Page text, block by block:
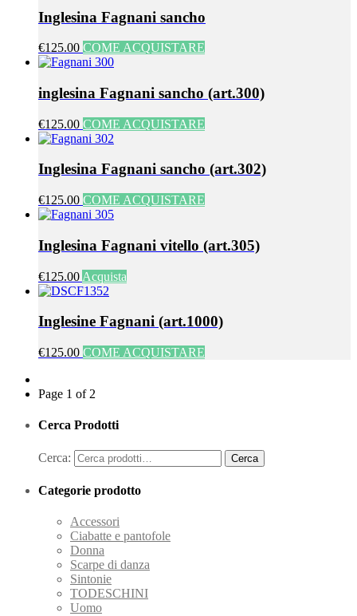
Inglesina Fagnani sancho
€125.00 COME ACQUISTARE
inglesina Fagnani sancho (art.300)
€125.00 COME ACQUISTARE
Inglesina Fagnani sancho (art.302)
€125.00 COME ACQUISTARE
Inglesina Fagnani vitello (art.305)
€125.00 Acquista
Inglesine Fagnani (art.1000)
€125.00 COME ACQUISTARE
Page 1 of 2
Cerca Prodotti
Cerca:
Categorie prodotto
Accessori
Ciabatte e pantofole
Donna
Scarpe di danza
Sintonie
TODESCHINI
Uomo